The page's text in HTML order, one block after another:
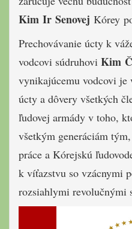
Kim Ir Senovej Kórey
Prechovávanie úcty k
vodcovi súdruhovi Kim
vynikajúcemu vodcovi
úcty a dôvery všetkých
ľudovej armády v toho,
všetkým generáciám
práce a Kórejskú
k víťazstvu so vzácnymi
rozsiahlymi revolučnými